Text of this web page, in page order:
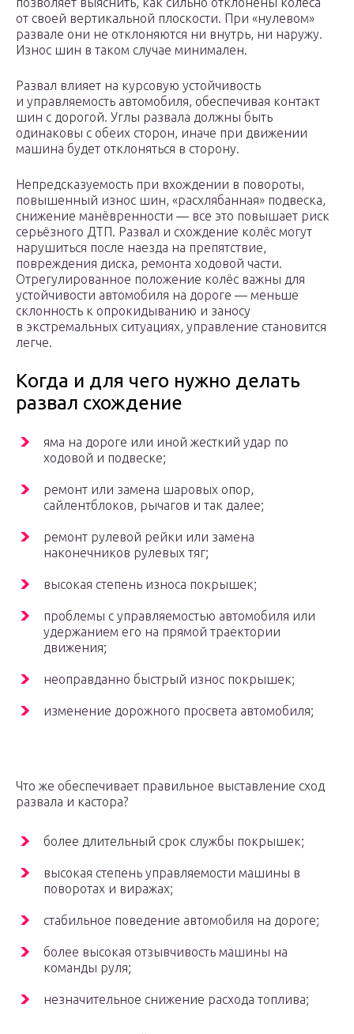
от своей вертикальной плоскости. При «нулевом»
развале они не отклоняются ни внутрь, ни наружу.
Износ шин в таком случае минимален.
Развал влияет на курсовую устойчивость
и управляемость автомобиля, обеспечивая контакт
шин с дорогой. Углы развала должны быть
одинаковы с обеих сторон, иначе при движении
машина будет отклоняться в сторону.
Непредсказуемость при вхождении в повороты,
повышенный износ шин, «расхлябанная» подвеска,
снижение манёвренности — все это повышает риск
серьёзного ДТП. Развал и схождение колёс могут
нарушиться после наезда на препятствие,
повреждения диска, ремонта ходовой части.
Отрегулированное положение колёс важны для
устойчивости автомобиля на дороге — меньше
склонность к опрокидыванию и заносу
в экстремальных ситуациях, управление становится
легче.
Когда и для чего нужно делать
развал схождение
яма на дороге или иной жесткий удар по
ходовой и подвеске;
ремонт или замена шаровых опор,
сайлентблоков, рычагов и так далее;
ремонт рулевой рейки или замена
наконечников рулевых тяг;
высокая степень износа покрышек;
проблемы с управляемостью автомобиля или
удержанием его на прямой траектории
движения;
неоправданно быстрый износ покрышек;
изменение дорожного просвета автомобиля;
Что же обеспечивает правильное выставление сход
развала и кастора?
более длительный срок службы покрышек;
высокая степень управляемости машины в
поворотах и виражах;
стабильное поведение автомобиля на дороге;
более высокая отзывчивость машины на
команды руля;
незначительное снижение расхода топлива;